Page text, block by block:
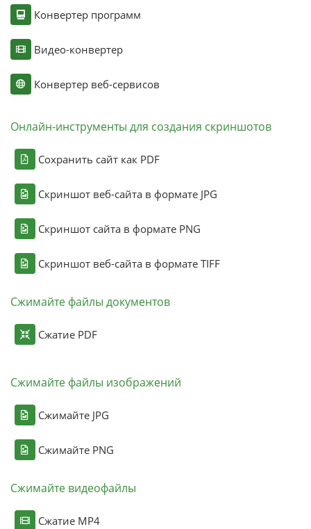
Конвертер программ
Видео-конвертер
Конвертер веб-сервисов
Онлайн-инструменты для создания скриншотов
Сохранить сайт как PDF
Скриншот веб-сайта в формате JPG
Скриншот сайта в формате PNG
Скриншот веб-сайта в формате TIFF
Сжимайте файлы документов
Сжатие PDF
Сжимайте файлы изображений
Сжимайте JPG
Сжимайте PNG
Сжимайте видеофайлы
Сжатие MP4